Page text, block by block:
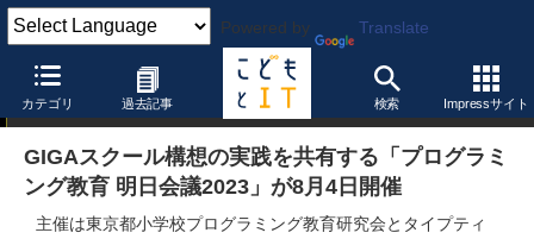
Powered by Translate
カテゴリ 過去記事 検索 Impressサイト
ニュース
GIGAスクール構想の実践を共有する「プログラミ
ング教育 明日会議2023」が8月4日開催
主催は東京都小学校プログラミング教育研究会とタイプティ